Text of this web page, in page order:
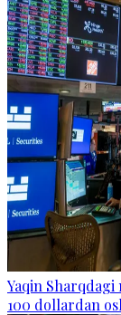
Yaqin
100 dollardan